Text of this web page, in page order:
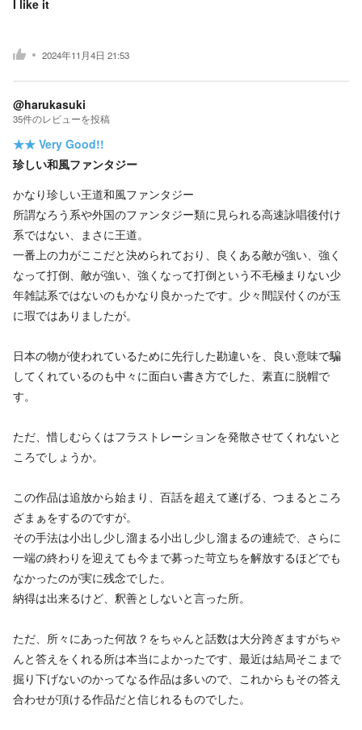
I like it
2024年11月4日 21:53
@harukasuki
35件のレビューを投稿
★★ Very Good!!
珍しい和風ファンタジー
かなり珍しい王道和風ファンタジー
所謂なろう系や外国のファンタジー類に見られる高速詠唱後付け
系ではない、まさに王道。
一番上の力がここだと決められており、良くある敵が強い、強く
なって打倒、敵が強い、強くなって打倒という不毛極まりない少
年雑誌系ではないのもかなり良かったです。少々間誤付くのが玉
に瑕ではありましたが。
日本の物が使われているために先行した勘違いを、良い意味で騙
してくれているのも中々に面白い書き方でした、素直に脱帽で
す。
ただ、惜しむらくはフラストレーションを発散させてくれないと
ころでしょうか。
この作品は追放から始まり、百話を超えて遂げる、つまるところ
ざまぁをするのですが。
その手法は小出し少し溜まる小出し少し溜まるの連続で、さらに
一端の終わりを迎えても今まで募った苛立ちを解放するほどでも
なかったのが実に残念でした。
納得は出来るけど、釈善としないと言った所。
ただ、所々にあった何故？をちゃんと話数は大分跨ぎますがちゃ
んと答えをくれる所は本当によかったです、最近は結局そこまで
掘り下げないのかってなる作品は多いので、これからもその答え
合わせが頂ける作品だと信じれるものでした。